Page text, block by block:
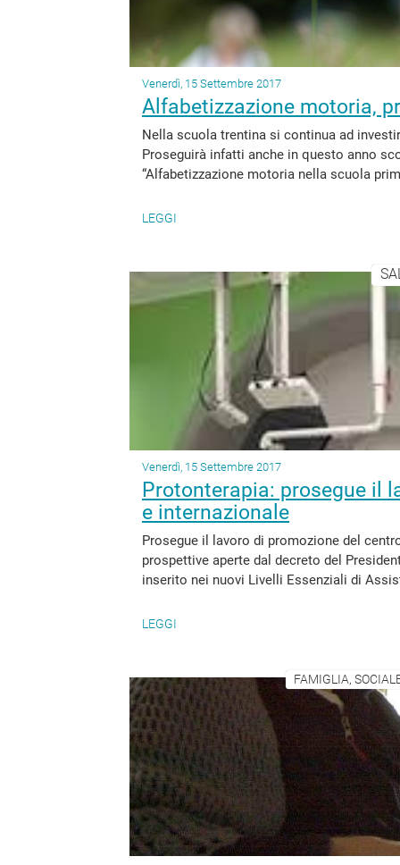
Venerdì, 15 Settembre 2017
Alfabetizzazione motoria,
Nella scuola trentina si continua ad
Proseguirà infatti anche in questo anno
“Alfabetizzazione motoria nella scuola
LEGGI
Venerdì, 15 Settembre 2017
Protonterapia: prosegue il
e internazionale
Prosegue il lavoro di promozione del
prospettive aperte dal decreto del
inserito nei nuovi Livelli Essenziali di
LEGGI
FAMIGLIA,